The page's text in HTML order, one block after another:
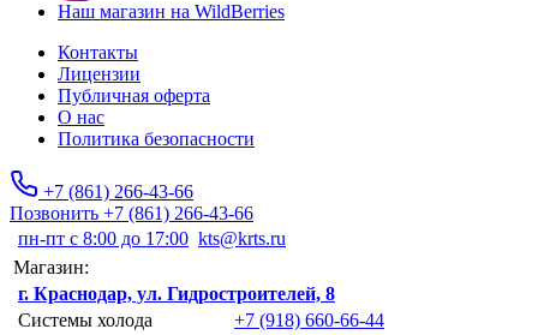
Наш магазин на WildBerries
Контакты
Лицензии
Публичная оферта
О нас
Политика безопасности
+7 (861) 266-43-66
Позвонить +7 (861) 266-43-66
пн-пт с 8:00 до 17:00 kts@krts.ru
Магазин:
г. Краснодар, ул. Гидростроителей, 8
Системы холода
+7 (918) 660-66-44